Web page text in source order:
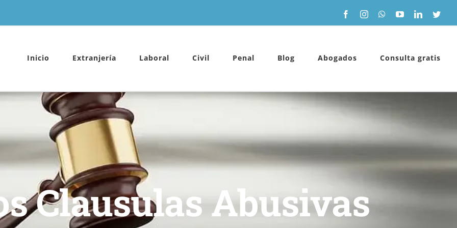
FacebookInstagramWhatsApp
YouTubeLinkedIn
Inicio Extranjería Laboral Civil Penal Blog Abogados Consulta gratis
Clausulas Abusivas